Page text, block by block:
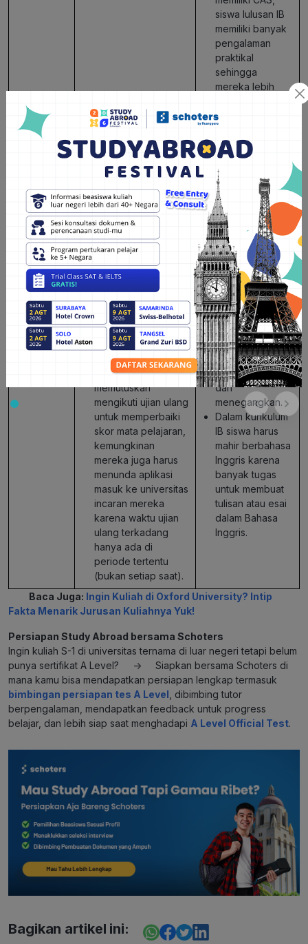
siswa lulusan IB
memiliki banyak
pengalaman
praktikal
sehingga
mereka lebih
universitas
dan pada
akhirnya bisa
menyelesaikan
program sarjana
dengan lebih
cepat.
Kekurangan
Jika ada ujian
susulan untuk lebih
dari satu mata
pelajaran dalam
waktu yang
bersamaan, maka
besar kemungkinan
siswa akan merasa
tertekan.
Ketika siswa
memutuskan
mengikuti ujian ulang
untuk memperbaiki
skor mata pelajaran,
kemungkinan
mereka juga harus
menunda aplikasi
masuk ke universitas
incaran mereka
karena waktu ujian
ulang terkadang
hanya ada di
periode tertentu
(bukan setiap saat).
Ada enam mata
pelajaran dan
ekstrakurikuler
yang harus
diambil oleh
siswa sehingga
banyak siswa
merasa kurikulum
IB terasa sulit
karena intensif
dan
menegangkan.
Dalam kurikulum
IB siswa harus
mahir berbahasa
Inggris karena
banyak tugas
untuk membuat
tulisan atau esai
dalam Bahasa
Inggris.
Baca Juga: Ingin Kuliah di Oxford University? Intip
Fakta Menarik Jurusan Kuliahnya Yuk!
Persiapan Study Abroad bersama Schoters
Ingin kuliah S-1 di universitas ternama di luar negeri tetapi belum
punya sertifikat A Level? -> Siapkan bersama Schoters di
mana kamu bisa mendapatkan persiapan lengkap termasuk
bimbingan persiapan tes A Level , dibimbing tutor
berpengalaman, mendapatkan feedback untuk progress
belajar, dan lebih siap saat menghadapi A Level Official Test.
Bagikan artikel ini: